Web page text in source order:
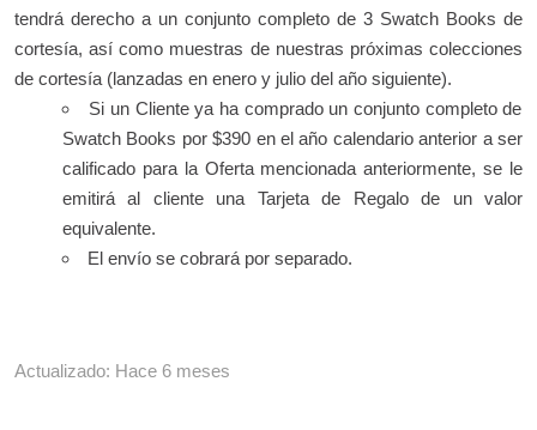
tendrá derecho a un conjunto completo de 3 Swatch Books de
cortesía, así como muestras de nuestras próximas colecciones
de cortesía (lanzadas en enero y julio del año siguiente).
Si un Cliente ya ha comprado un conjunto completo de
Swatch Books por $390 en el año calendario anterior a ser
calificado para la Oferta mencionada anteriormente, se le
emitirá al cliente una Tarjeta de Regalo de un valor
equivalente.
El envío se cobrará por separado.
Actualizado: Hace 6 meses